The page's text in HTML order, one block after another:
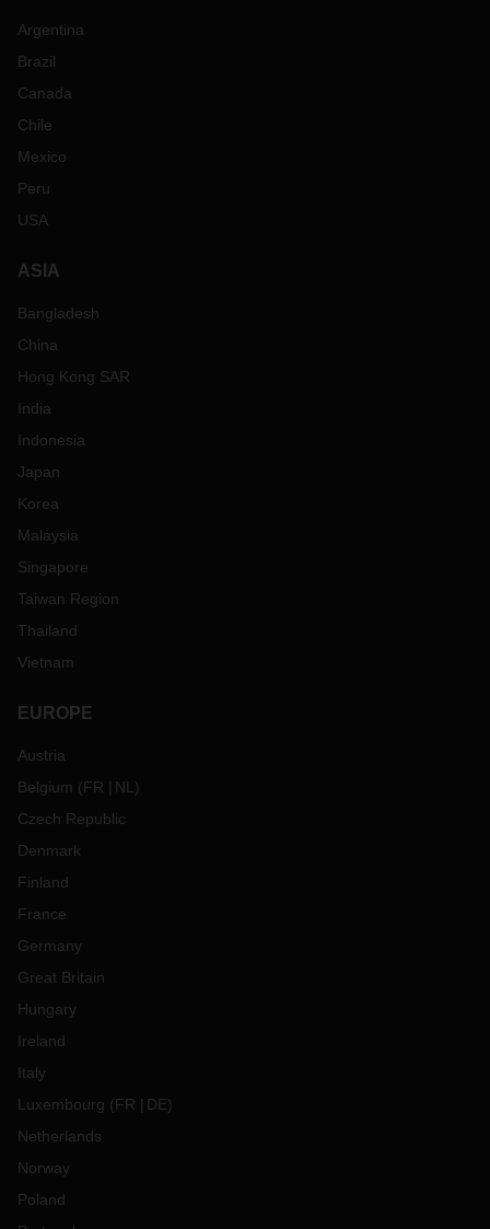
Argentina
Brazil
Canada
Chile
Mexico
Peru
USA
ASIA
Bangladesh
China
Hong Kong SAR
India
Indonesia
Japan
Korea
Malaysia
Singapore
Taiwan Region
Thailand
Vietnam
EUROPE
Austria
Belgium (FR NL )
Czech Republic
Denmark
Finland
France
Germany
Great Britain
Hungary
Ireland
Italy
Luxembourg (FR DE)
Netherlands
Norway
Poland